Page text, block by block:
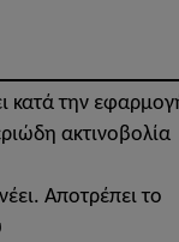
κατά την
ακτινοβολία
Αποτρέπει το